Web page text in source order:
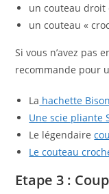
un couteau droit
un couteau «
Si vous n’avez pas
recommande pour
La hachette
Une scie pliante
Le légendaire
Le couteau
Etape 3 :